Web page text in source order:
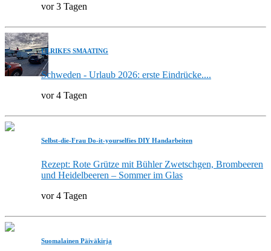
vor 3 Tagen
ULRIKES SMAATING
Schweden - Urlaub 2026: erste Eindrücke....
vor 4 Tagen
Selbst-die-Frau Do-it-yourselfies DIY Handarbeiten
Rezept: Rote Grütze mit Bühler Zwetschgen, Brombeeren
und Heidelbeeren – Sommer im Glas
vor 4 Tagen
Suomalainen Päiväkirja